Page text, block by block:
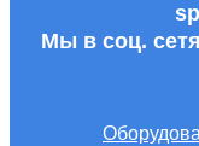
Мы в соц.